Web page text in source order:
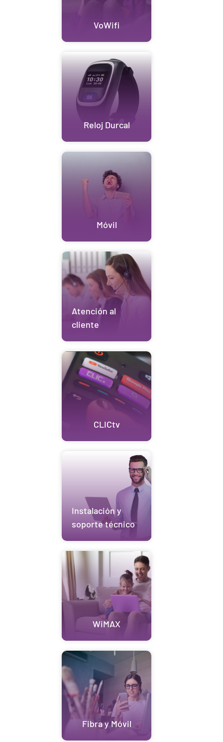
VoWifi
Reloj Durcal
Móvil
Atención al
cliente
CLICtv
Instalación y
soporte técnico
WiMAX
Fibra y Móvil